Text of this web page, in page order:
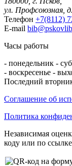
ул. Профсоюзная,
Телефон +7(8112)
E-mail
Часы работы
- понедельник -
- воскресенье -
Последний
Соглашение об
Политика
Независимая
коду или по